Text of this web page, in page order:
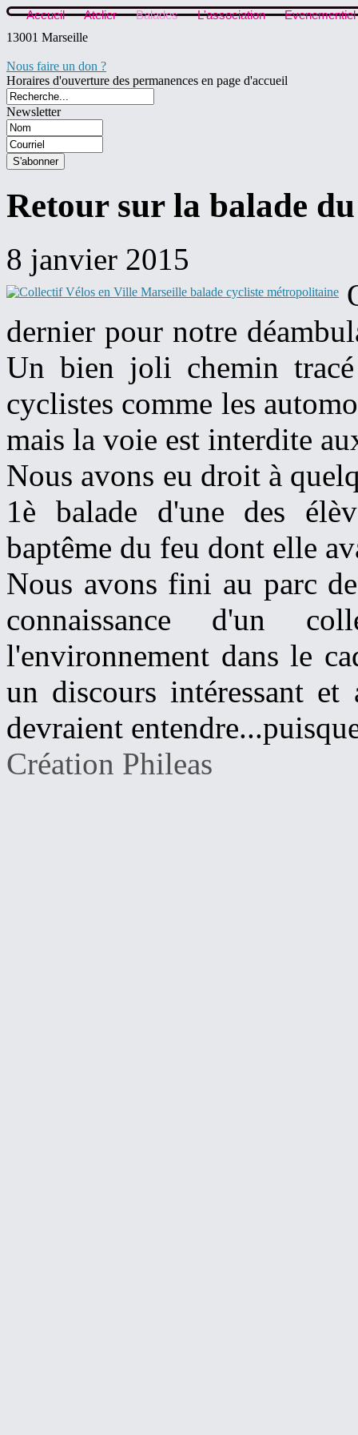
Accueil Atelier Balades L'association
Evenementiel
13001 Marseille
Nous faire un don ?
Horaires d'ouverture des permanences en page d'accueil
Newsletter
Retour sur la balade
8 janvier 2015
dernier pour notre
Un bien joli chemin
cyclistes comme les
mais la voie est interdite
Nous avons eu droit à
1è balade d'une des
baptême du feu dont elle
Nous avons fini au parc
connaissance d'un
l'environnement dans le
un discours intéressant
devraient
Création Phileas